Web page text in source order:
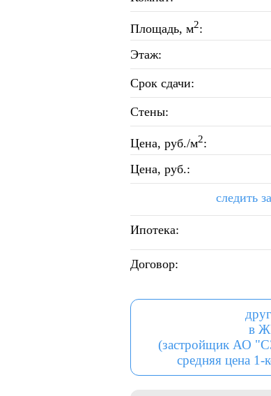
Площадь, м2:
Этаж:
Срок сдачи:
Стены:
Цена, руб./м2:
Цена, руб.:
следить
Ипотека:
Договор:
в
(застройщик АО
средняя цена